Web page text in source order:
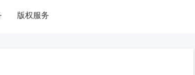
版权服务